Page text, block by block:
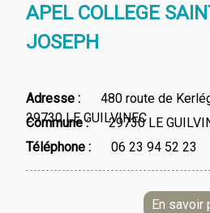
APEL COLLEGE
JOSEPH
Adresse
480 route de
29730 LE GUILVINEC
Commune
29730 LE
Téléphone
06 23 94 52 23